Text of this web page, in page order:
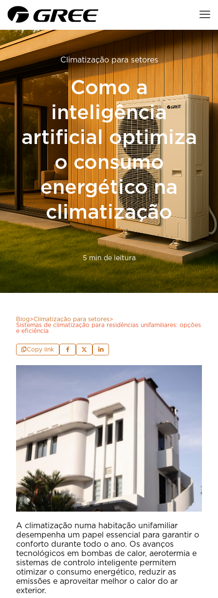
Climatização para setores
Como a
inteligência
artificial optimiza
o consumo
energético na
climatização
5 min de leitura
Blog>Climatização para setores>
Sistemas de climatização para residências unifamiliares: opções
e eficiência
Copy link
A climatização numa habitação unifamiliar
desempenha um papel essencial para garantir o
conforto durante todo o ano. Os avanços
tecnológicos em bombas de calor, aerotermia e
sistemas de controlo inteligente permitem
otimizar o consumo energético, reduzir as
emissões e aproveitar melhor o calor do ar
exterior.